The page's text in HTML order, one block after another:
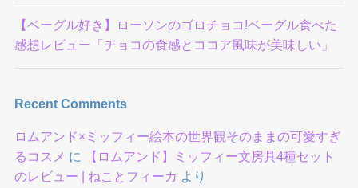
【ベーグル好き】ローソンのゴロチョコ!ベーグル食べた
感想レビュー「チョコの食感とココア風味が美味しい」
Recent Comments
ロムアンド×ミッフィー絵本の世界観そのままの可愛すぎ
るコスメ に
【ロムアンド】ミッフィー文房具4種セット
のレビュー | ねことフィーカ より